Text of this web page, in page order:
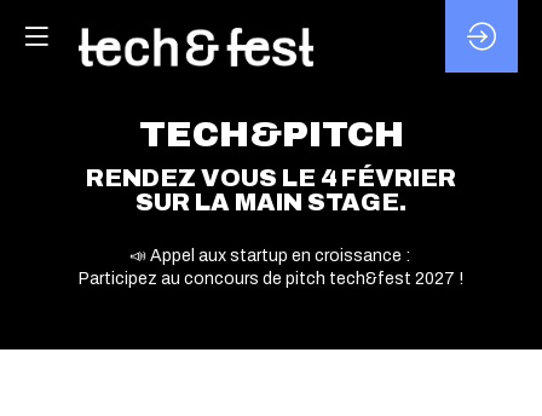
RENDEZ VOUS LE 4 FÉVRIER
SUR LA MAIN STAGE.
TECH&PITCH
📣 Appel aux startup en croissance :
Participez au concours de pitch tech&fest 2027 !